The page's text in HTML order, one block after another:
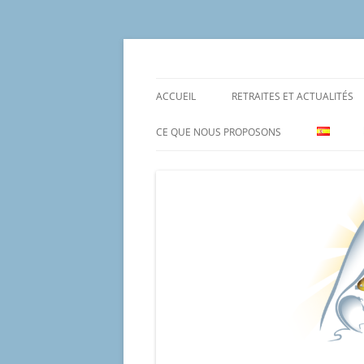
Aller
ACCUEIL RETRAITES ET ACTUALITÉS
CE QUE NOUS PROPOSONS